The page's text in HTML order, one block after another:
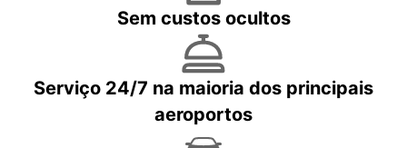
Sem custos ocultos
Serviço 24/7 na maioria dos principais
aeroportos